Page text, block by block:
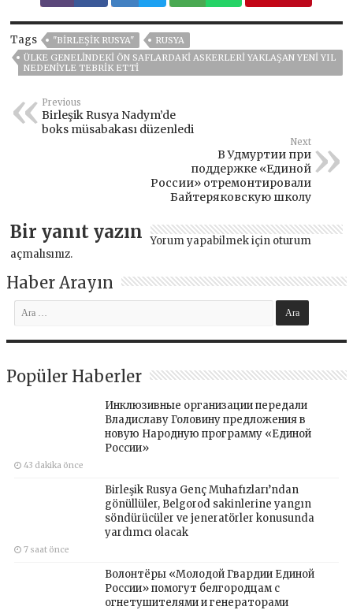
Tags "BIRLEŞIK RUSYA"
RUSYA
ÜLKE GENELINDEKI ÖN SAFLARDAKI ASKERLERI YAKLAŞAN YENI YIL
NEDENIYLE TEBRIK ETTI
Previous
Birleşik Rusya Nadym’de
boks müsabakası düzenledi
Next
В Удмуртии при
поддержке «Единой
России» отремонтировали
Байтеряковскую школу
Bir yanıt yazın Yorum yapabilmek için oturum
açmalısınız.
Haber Arayın
Popüler Haberler
Инклюзивные организации передали
Владиславу Головину предложения в
новую Народную программу «Единой
России»
43 dakika önce
Birleşik Rusya Genç Muhafızları’ndan
gönüllüler, Belgorod sakinlerine yangın
söndürücüler ve jeneratörler konusunda
yardımcı olacak
7 saat önce
Волонтёры «Молодой Гвардии Единой
России» помогут белгородцам с
огнетушителями и генераторами